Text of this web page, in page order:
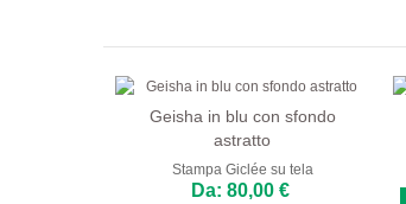
Geisha in blu con sfondo
astratto
Stampa Giclée su tela
Da: 80,00 €